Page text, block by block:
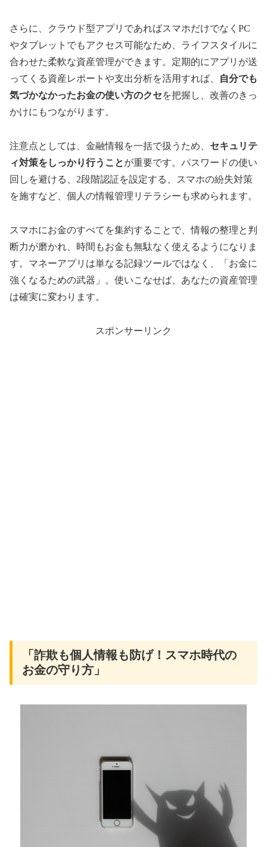
さらに、クラウド型アプリであればスマホだけでなくPC
やタブレットでもアクセス可能なため、ライフスタイルに
合わせた柔軟な資産管理ができます。定期的にアプリが送
ってくる資産レポートや支出分析を活用すれば、
自分でも
気づかなかったお金の使い方のクセを把握し、改善のきっ
かけにもつながります。
注意点としては、金融情報を一括で扱うため、 セキュリテ
ィ対策をしっかり行うことが重要です。パスワードの使い
回しを避ける、2段階認証を設定する、スマホの紛失対策
を施すなど、個人の情報管理リテラシーも求められます。
スマホにお金のすべてを集約することで、情報の整理と判
断力が磨かれ、時間もお金も無駄なく使えるようになりま
す。マネーアプリは単なる記録ツールではなく、「お金に
強くなるための武器」。使いこなせば、あなたの資産管理
は確実に変わります。
スポンサーリンク
「詐欺も個人情報も防げ！スマホ時代の
お金の守り方」